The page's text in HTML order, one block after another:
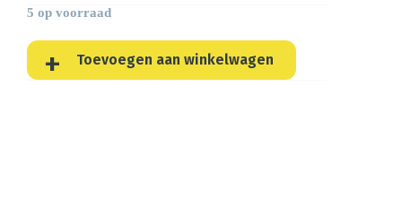
5 op voorraad
Toevoegen aan winkelwagen